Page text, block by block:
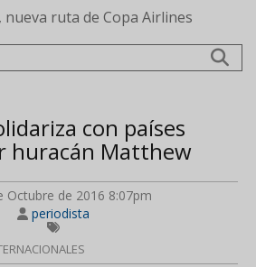
ruta de Copa Airlines
con países
huracán Matthew
Octubre de 2016 8:07pm
periodista